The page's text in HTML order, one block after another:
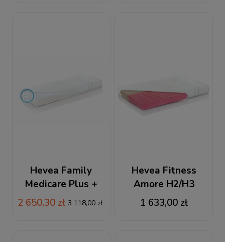
Hevea Family
Medicare Plus +
160x200 / 200x160
materac lateksowy
2 650,30 zł 3 118,00 zł
Hevea Fitness
Amore H2/H3
160x200 / 200x160
materac piankowy +
1 633,00 zł